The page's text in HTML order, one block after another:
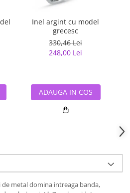
Inel argint cu model
grecesc
330,46 Lei
248,00 Lei
ADAUGA IN COS
metal domina intreaga banda,